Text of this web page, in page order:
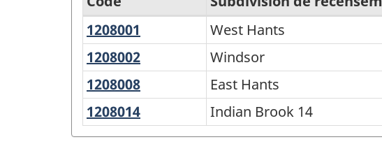
Classification
géographique
type
(CGT)
2016
1208001
Hants
West Hants
1208002
Windsor
1208008
Hants
East Hants
1208014
Brook
Indian Brook 14